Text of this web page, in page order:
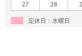
27
28
定休日：水曜日